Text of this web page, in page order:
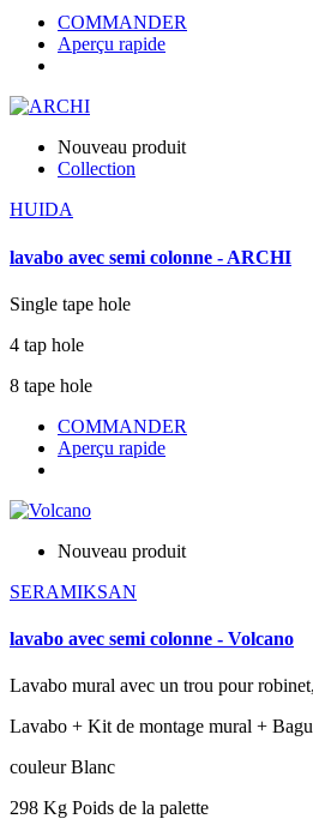
COMMANDER
Aperçu rapide
Nouveau produit
Collection
HUIDA
lavabo avec semi colonne - ARCHI
Single tape hole
4 tap hole
8 tape hole
COMMANDER
Aperçu rapide
Nouveau produit
SERAMIKSAN
lavabo avec semi colonne - Volcano
Lavabo mural avec un trou pour
Lavabo + Kit de montage mural +
couleur Blanc
298 Kg Poids de la palette